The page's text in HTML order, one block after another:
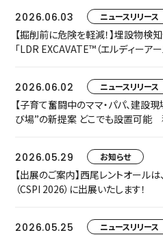
2026.06.03
ニュースリリース
【掘削前に危険を軽減！】埋設物検
「LDR EXCAVATE™（エルディーア
2026.06.02
ニュースリリース
【子育て奮闘中のママ・パパ、建設
び場”の新提案 どこでも設置可能
2026.05.29
お知らせ
【出展のご案内】西尾レントオール
（CSPI 2026）に出展いたします！
2026.05.25 ニュースリリース